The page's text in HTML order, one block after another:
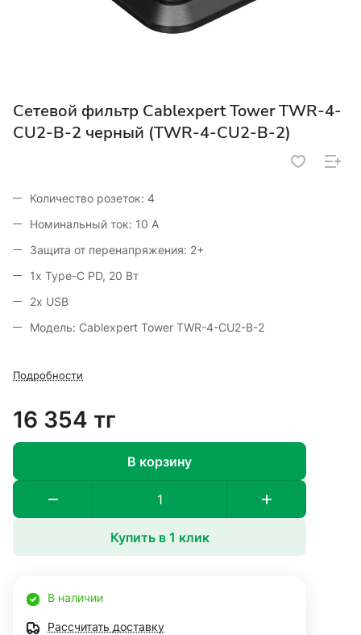
Сетевой фильтр Cablexpert Tower TWR-4-
CU2-B-2 черный (TWR-4-CU2-B-2)
Количество розеток: 4
Номинальный ток: 10 А
Защита от перенапряжения: 2+
1x Type-C PD, 20 Вт
2x USB
Модель: Cablexpert Tower TWR-4-CU2-B-2
Подробности
16 354 тг
В корзину
Купить в 1 клик
В наличии
Рассчитать доставку